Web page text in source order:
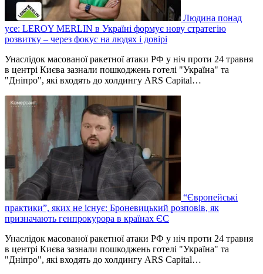
Людина понад
усе: LEROY MERLIN в Україні формує нову стратегію
розвитку – через фокус на людях і довірі
Унаслідок масованої ракетної атаки РФ у ніч проти 24 травня
в центрі Києва зазнали пошкоджень готелі "Україна" та
"Дніпро", які входять до холдингу ARS Capital…
“Європейські
практики”, яких не існує: Броневицький розповів, як
призначають генпрокурора в країнах ЄС
Унаслідок масованої ракетної атаки РФ у ніч проти 24 травня
в центрі Києва зазнали пошкоджень готелі "Україна" та
"Дніпро", які входять до холдингу ARS Capital…